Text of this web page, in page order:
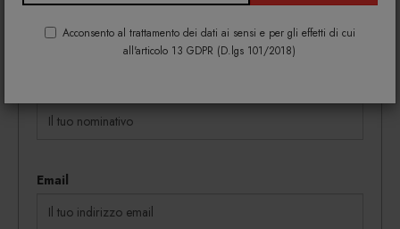
Acconsento al trattamento dei dati ai sensi e per gli effetti di cui
all'articolo 13 GDPR (D.lgs 101/2018)
Gli eventuali sconti riservati mediante l'invio di codici
quantitativo dei beni acquistati.
Email